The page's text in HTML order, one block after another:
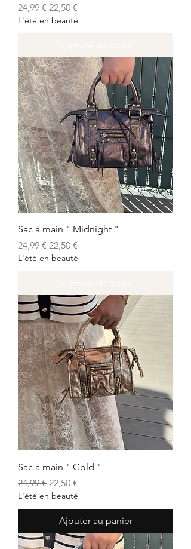
Prix original
24,99 € Prix promotionnel
22,50 €
L'été en beauté
Sac à main " Midnight "
Prix original
24,99 € Prix promotionnel
22,50 €
L'été en beauté
Sac à main " Gold "
Prix original
24,99 € Prix promotionnel
22,50 €
L'été en beauté
Ajouter au panier